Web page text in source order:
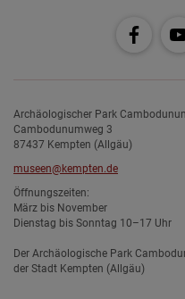
Archäologischer Park
Cambodunumweg 3
87437 Kempten (Allgäu)
museen@kempten.de
Öffnungszeiten:
März bis November
Dienstag bis Sonntag 10–17 Uhr
Der Archäologische Park
der Stadt Kempten (Allgäu)